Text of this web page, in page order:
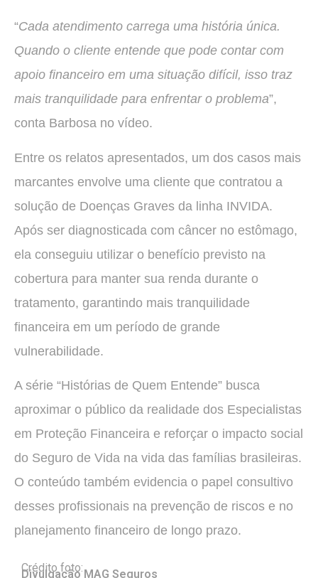
“Cada atendimento carrega uma história única.
Quando o cliente entende que pode contar com
apoio financeiro em uma situação difícil, isso traz
mais tranquilidade para enfrentar o problema”,
conta Barbosa no vídeo.
Entre os relatos apresentados, um dos casos mais
marcantes envolve uma cliente que contratou a
solução de Doenças Graves da linha INVIDA.
Após ser diagnosticada com câncer no estômago,
ela conseguiu utilizar o benefício previsto na
cobertura para manter sua renda durante o
tratamento, garantindo mais tranquilidade
financeira em um período de grande
vulnerabilidade.
A série “Histórias de Quem Entende” busca
aproximar o público da realidade dos Especialistas
em Proteção Financeira e reforçar o impacto social
do Seguro de Vida na vida das famílias brasileiras.
O conteúdo também evidencia o papel consultivo
desses profissionais na prevenção de riscos e no
planejamento financeiro de longo prazo.
Crédito foto:
Divulgação MAG Seguros